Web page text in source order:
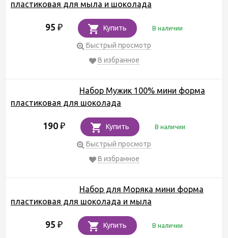
пластиковая для мыла и шоколада
95 ₽ Купить В наличии
Быстрый просмотр
В избранное
Набор Мужик 100% мини форма
пластиковая для шоколада
190 ₽ Купить В наличии
Быстрый просмотр
В избранное
Набор для Моряка мини форма
пластиковая для шоколада и мыла
95 ₽ Купить В наличии